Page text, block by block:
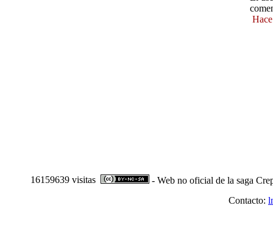
16159639 visitas
- Web no oficial de la saga
Contacto: